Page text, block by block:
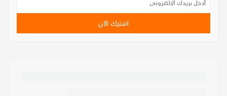
اشترك الآن